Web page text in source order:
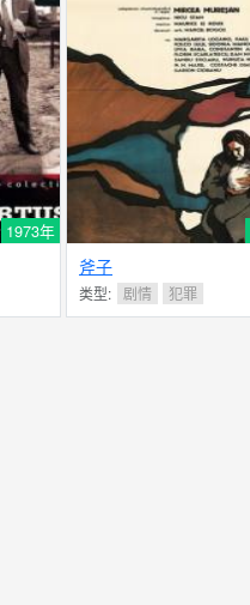
1973年
斧子
类型: 剧情 犯罪